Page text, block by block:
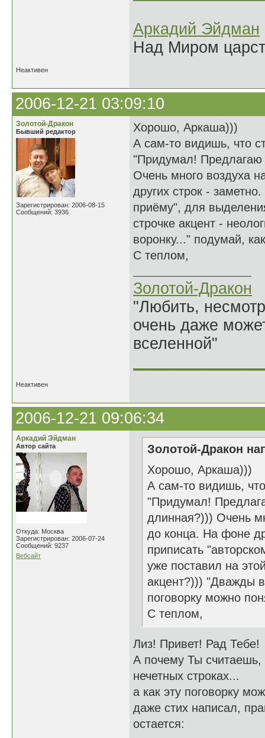
Аркадий Эйдман
Над Миром
Неактивен
2006-12-21 03:09:10
Золотой-Дракон
Бывший редактор
Зарегистрирован: 2006-08-15
Сообщений: 3936
Хорошо, Аркаша)))
А сам-то видишь, что
"Придумал!
Очень много воздуха
других строк -
приёму", для
строчке акцент -
воронку..." подумай,
С теплом,
Золотой-Дракон
"Любить,
очень даже
вселенной"
Неактивен
2006-12-21 09:06:34
Аркадий Эйдман
Автор сайта
Откуда: Москва
Зарегистрирован: 2006-07-24
Сообщений: 9237
Вебсайт
Золотой-Дракон
Хорошо, Аркаша)))
А сам-то видишь,
"Придумал!
длинная?))) Очень
до конца. На фоне
приписать
уже поставил на
акцент?))) "Дважды
поговорку можно
С теплом,
Лиз! Привет! Рад Тебе!
А почему Ты считаешь,
нечетных строках...
а как эту поговорку
даже стих написал,
остается: